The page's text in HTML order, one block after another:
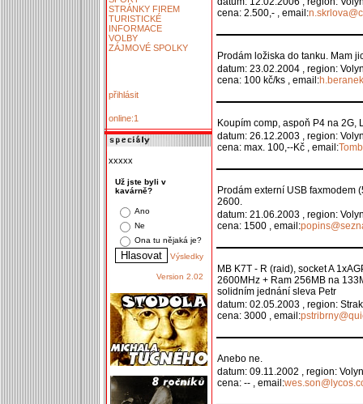
STRÁNKY FIREM
TURISTICKÉ
INFORMACE
VOLBY
ZÁJMOVÉ SPOLKY
přihlásit
online:1
xxxxx
Už jste byli v
kavárně?
Ano
Ne
Ona tu nějaká je?
Výsledky
Version 2.02
cena: 2.500,- , email:
Prodám ložiska do tanku. Mam
datum: 23.02.2004 , region:
cena: 100 kč/ks , email:
Koupím comp, aspoň P4 na 2G,
datum: 26.12.2003 , region:
cena: max. 100,--Kč , email:
Prodám externí USB faxmodem
2600.
datum: 21.06.2003 , region:
cena: 1500 , email:
MB K7T - R (raid), socket A
2600MHz + Ram 256MB na
solidním jednání sleva Petr
datum: 02.05.2003 , region:
cena: 3000 , email:
Anebo ne.
datum: 09.11.2002 , region:
cena: -- , email: